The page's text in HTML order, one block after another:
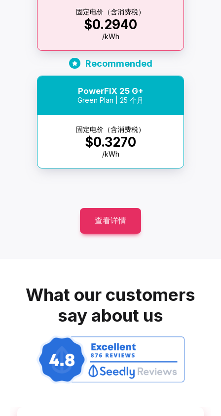
固定电价（含消费税）
$0.2940
/kWh
Recommended
PowerFIX 25 G+
Green Plan | 25 个月
固定电价（含消费税）
$0.3270
/kWh
查看详情
What our customers
say about us